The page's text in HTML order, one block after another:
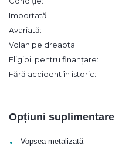
Importată:
Avariată:
Volan pe dreapta:
Eligibil pentru finanțare:
Fără accident în istoric:
Opțiuni suplimentare
• Vopsea metalizată